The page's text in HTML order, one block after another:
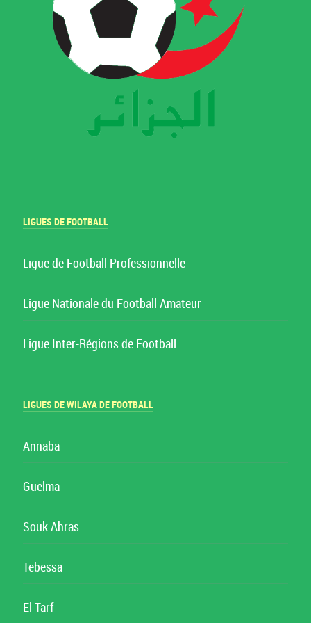
LIGUES DE FOOTBALL
Ligue de Football Professionnelle
Ligue Nationale du Football Amateur
Ligue Inter-Régions de Football
LIGUES DE WILAYA DE FOOTBALL
Annaba
Guelma
Souk Ahras
Tebessa
El Tarf